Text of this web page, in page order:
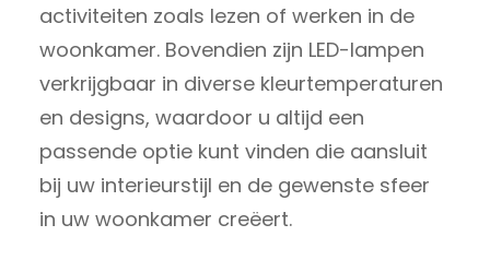
activiteiten zoals lezen of werken in de
woonkamer. Bovendien zijn LED-lampen
verkrijgbaar in diverse kleurtemperaturen
en designs, waardoor u altijd een
passende optie kunt vinden die aansluit
bij uw interieurstijl en de gewenste sfeer
in uw woonkamer creëert.